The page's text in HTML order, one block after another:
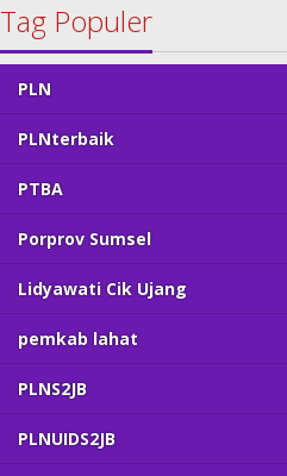
Tag Populer
PLN
PLNterbaik
PTBA
Porprov Sumsel
Lidyawati Cik Ujang
pemkab lahat
PLNS2JB
PLNUIDS2JB